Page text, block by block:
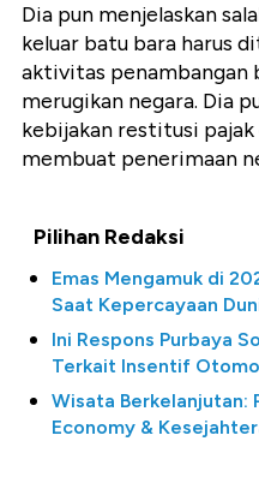
Dia pun menjelaskan
keluar batu bara harus
aktivitas penambangan
merugikan negara. Dia
kebijakan restitusi
membuat penerimaan
Pilihan Redaksi
Emas Mengamuk di
Saat Kepercayaan
Ini Respons Purbaya
Terkait Insentif
Wisata Berkelanjutan:
Economy &